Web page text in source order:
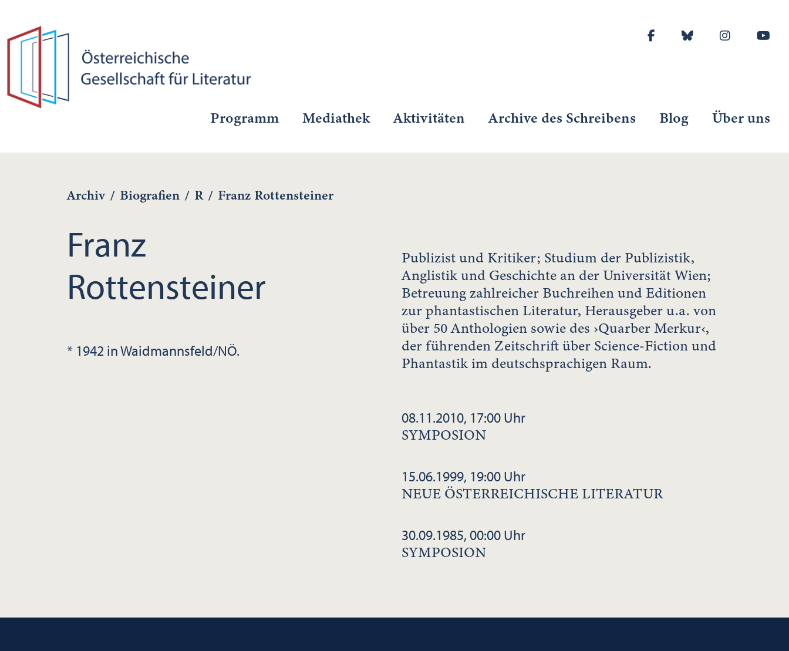
Programm Mediathek Aktivitäten Archive des Schreibens Blog Über uns
Archiv / Biografien / R / Franz Rottensteiner
Franz
Rottensteiner
* 1942 in Waidmannsfeld/NÖ.
Publizist und Kritiker; Studium der Publizistik,
Anglistik und Geschichte an der Universität Wien;
Betreuung zahlreicher Buchreihen und Editionen
zur phantastischen Literatur, Herausgeber u.a. von
über 50 Anthologien sowie des ›Quarber Merkur‹,
der führenden Zeitschrift über Science-Fiction und
Phantastik im deutschsprachigen Raum.
08.11.2010, 17:00 Uhr
SYMPOSION
15.06.1999, 19:00 Uhr
NEUE ÖSTERREICHISCHE LITERATUR
30.09.1985, 00:00 Uhr
SYMPOSION